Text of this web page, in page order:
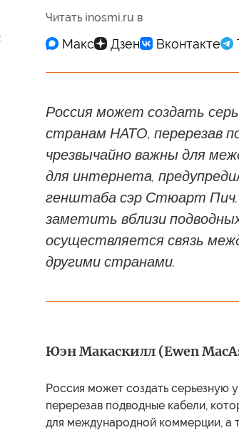
Читать inosmi.ru в
Россия может создать
странам НАТО, перерезав
чрезвычайно важны для
для интернета,
генштаба сэр Стюарт Пич.
заметить вблизи
осуществляется связь
другими странами.
Юэн Макаскилл (Ewen
Россия может создать серьезную
перерезав подводные кабели,
для международной коммерции, а